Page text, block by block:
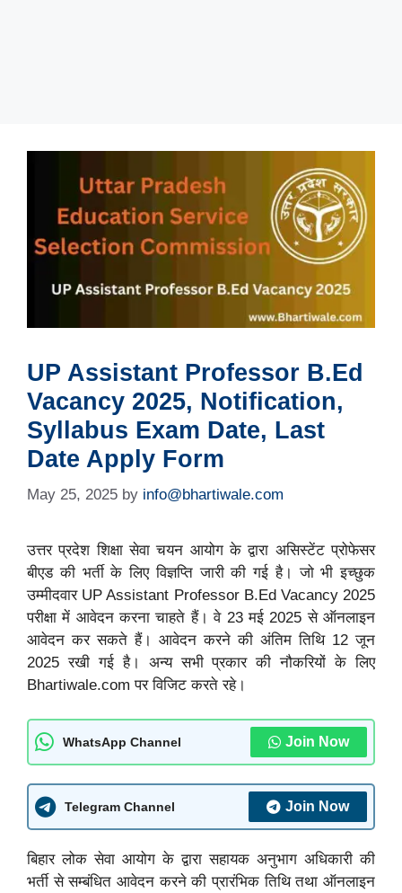
UP Assistant Professor B.Ed
Vacancy 2025, Notification,
Syllabus Exam Date, Last
Date Apply Form
May 25, 2025 by info@bhartiwale.com
उत्तर प्रदेश शिक्षा सेवा चयन आयोग के द्वारा असिस्टेंट प्रोफेसर
बीएड की भर्ती के लिए विज्ञप्ति जारी की गई है। जो भी इच्छुक
उम्मीदवार UP Assistant Professor B.Ed Vacancy 2025
परीक्षा में आवेदन करना चाहते हैं। वे 23 मई 2025 से ऑनलाइन
आवेदन कर सकते हैं। आवेदन करने की अंतिम तिथि 12 जून
2025 रखी गई है। अन्य सभी प्रकार की नौकरियों के लिए
Bhartiwale.com पर विजिट करते रहे।
WhatsApp Channel Join Now
Telegram Channel Join Now
बिहार लोक सेवा आयोग के द्वारा सहायक अनुभाग अधिकारी की
भर्ती से सम्बंधित आवेदन करने की प्रारंभिक तिथि तथा ऑनलाइन